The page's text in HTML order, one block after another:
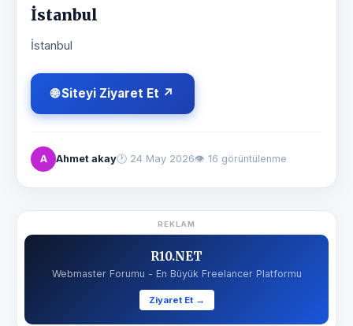
İstanbul
İstanbul
🌐 Siteyi Ziyaret Et ↗
A Ahmet akay🕐 24 May 2026👁 16 görüntülenme
REKLAM
R10.NET
Webmaster Forumu - En Büyük Freelancer Platformu
Ziyaret Et →